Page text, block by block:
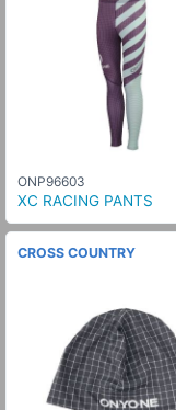
ONP96603
XC RACING PANTS
CROSS COUNTRY